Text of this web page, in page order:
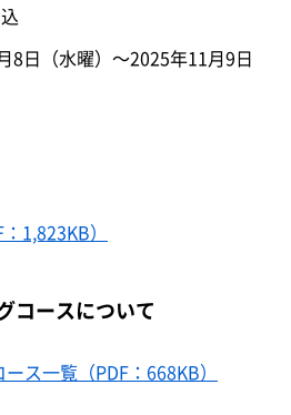
8日（水曜）～2025年11月9日
1,823KB）
コースについて
ス一覧（PDF：668KB）